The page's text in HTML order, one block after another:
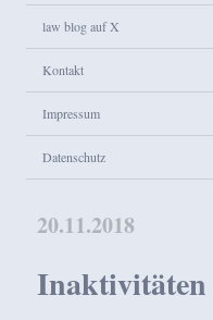
law blog auf X
Kontakt
Impressum
Datenschutz
Inaktivitäten
20.11.2018